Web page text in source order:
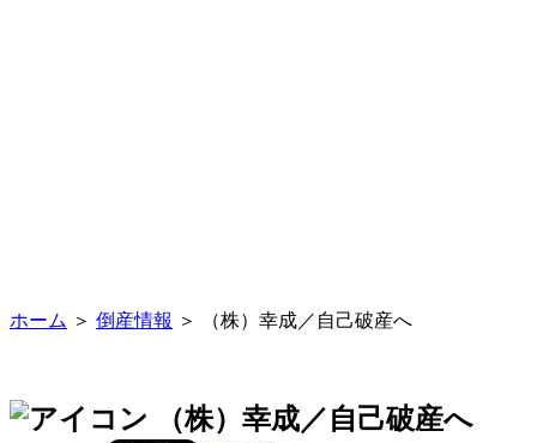
ホーム ＞ 倒産情報 ＞ （株）幸成／自己破産へ
（株）幸成／自己破産へ